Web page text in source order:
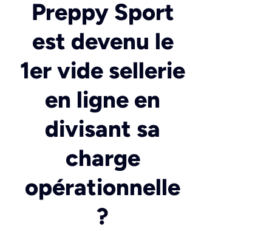
Preppy Sport
est devenu le
1er vide sellerie
en ligne en
divisant sa
charge
opérationnelle
?